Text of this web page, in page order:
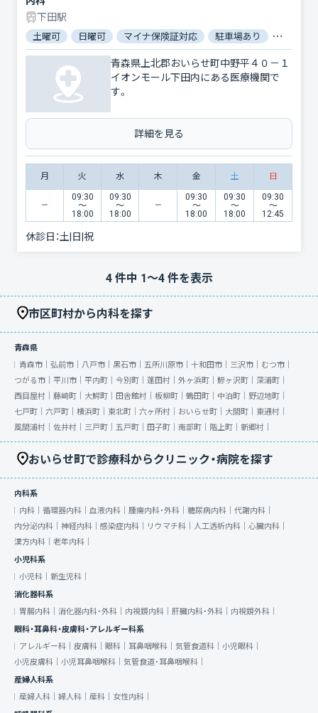
下田駅
土曜可 日曜可 マイナ保険証対応 駐車場あり バリア
青森県上北郡おいらせ町中野平４０－１
イオンモール下田内にある医療機関で
す。
詳細を見る
月 火 水 木 金 土 日
09:30
〜
18:00
09:30
〜
18:00
09:30
〜
18:00
09:30
〜
18:00
09:30
〜
12:45
休診日：土|日|祝
4件中 1〜4件を表示
市区町村から内科を探す
青森県
青森市｜ 弘前市｜ 八戸市｜ 黒石市｜ 五所川原市｜ 十和田市｜ 三沢市｜ むつ市｜
つがる市｜ 平川市｜ 平内町｜ 今別町｜ 蓬田村｜ 外ヶ浜町｜ 鰺ヶ沢町｜ 深浦町｜
西目屋村｜ 藤崎町｜ 大鰐町｜ 田舎館村｜ 板柳町｜ 鶴田町｜ 中泊町｜ 野辺地町｜
七戸町｜ 六戸町｜ 横浜町｜ 東北町｜ 六ヶ所村｜ おいらせ町｜ 大間町｜ 東通村｜
風間浦村｜ 佐井村｜ 三戸町｜ 五戸町｜ 田子町｜ 南部町｜ 階上町｜ 新郷村｜
おいらせ町で診療科からクリニック・病院を探す
内科系
内科｜ 循環器内科｜ 血液内科｜ 腫瘍内科・外科｜ 糖尿病内科｜ 代謝内科｜
内分泌内科｜ 神経内科｜ 感染症内科｜ リウマチ科｜ 人工透析内科｜ 心臓内科｜
漢方内科｜ 老年内科｜
小児科系
小児科｜ 新生児科｜
消化器科系
胃腸内科｜ 消化器内科・外科｜ 内視鏡内科｜ 肝臓内科・外科｜ 内視鏡外科｜
眼科・耳鼻科・皮膚科・アレルギー科系
アレルギー科｜ 皮膚科｜ 眼科｜ 耳鼻咽喉科｜ 気管食道科｜ 小児眼科｜
小児皮膚科｜ 小児耳鼻咽喉科｜ 気管食道・耳鼻咽喉科｜
産婦人科系
産婦人科｜ 婦人科｜ 産科｜ 女性内科｜